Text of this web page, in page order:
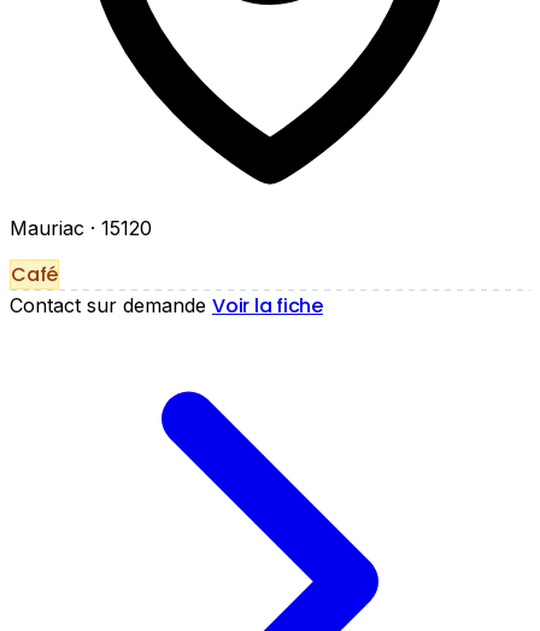
Mauriac · 15120
Café
Contact sur demande Voir la fiche